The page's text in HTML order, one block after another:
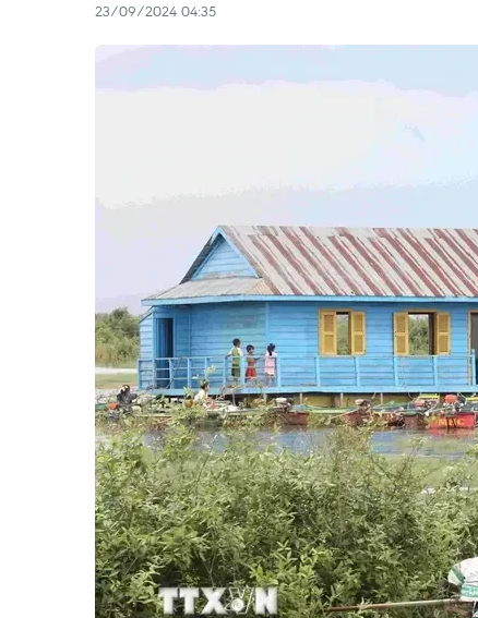
23/09/2024 04:35